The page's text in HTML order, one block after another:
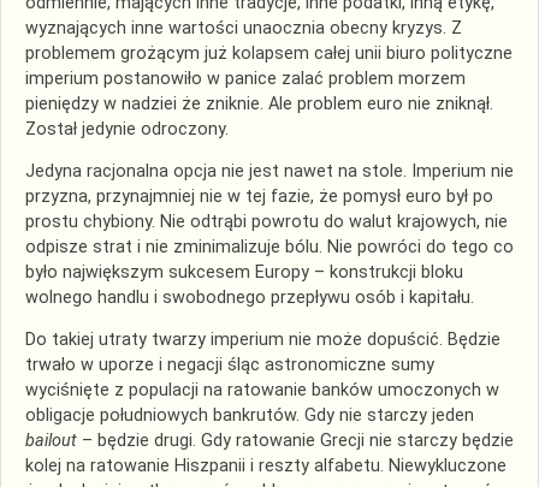
wyznających inne wartości unaocznia obecny kryzys. Z
problemem grożącym już kolapsem całej unii biuro polityczne
imperium postanowiło w panice zalać problem morzem
pieniędzy w nadziei że zniknie. Ale problem euro nie zniknął.
Został jedynie odroczony.
Jedyna racjonalna opcja nie jest nawet na stole. Imperium nie
przyzna, przynajmniej nie w tej fazie, że pomysł euro był po
prostu chybiony. Nie odtrąbi powrotu do walut krajowych, nie
odpisze strat i nie zminimalizuje bólu. Nie powróci do tego co
było największym sukcesem Europy – konstrukcji bloku
wolnego handlu i swobodnego przepływu osób i kapitału.
Do takiej utraty twarzy imperium nie może dopuścić. Będzie
trwało w uporze i negacji śląc astronomiczne sumy
wyciśnięte z populacji na ratowanie banków umoczonych w
obligacje południowych bankrutów. Gdy nie starczy jeden
bailout – będzie drugi. Gdy ratowanie Grecji nie starczy będzie
kolej na ratowanie Hiszpanii i reszty alfabetu. Niewykluczone